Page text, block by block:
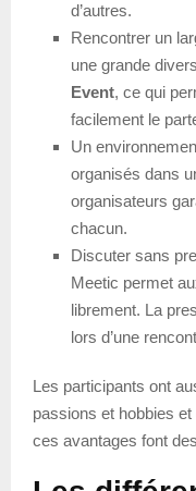
d’autres.
Rencontrer un
une grande
Event, ce qui
facilement le
Un
organisés dans
organisateurs
chacun.
Discuter sans
Meetic permet
librement. La
lors d’une
Les participants ont
passions et hobbies
ces avantages font des